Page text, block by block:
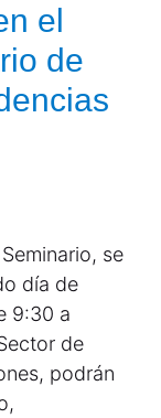
el
de
se
día de
9:30 a
de
podrán